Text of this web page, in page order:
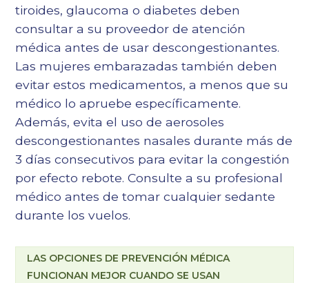
tiroides, glaucoma o diabetes deben
consultar a su proveedor de atención
médica antes de usar descongestionantes.
Las mujeres embarazadas también deben
evitar estos medicamentos, a menos que su
médico lo apruebe específicamente.
Además, evita el uso de aerosoles
descongestionantes nasales durante más de
3 días consecutivos para evitar la congestión
por efecto rebote. Consulte a su profesional
médico antes de tomar cualquier sedante
durante los vuelos.
LAS OPCIONES DE PREVENCIÓN MÉDICA
FUNCIONAN MEJOR CUANDO SE USAN